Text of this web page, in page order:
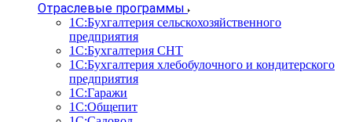
Отраслевые программы
1С:Бухгалтерия сельскохозяйственного
предприятия
1С:Бухгалтерия СНТ
1С:Бухгалтерия хлебобулочного и кондитерского
предприятия
1С:Гаражи
1С:Общепит